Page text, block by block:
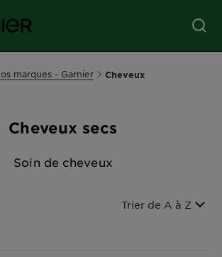
marques - Garnier Cheveux
Cheveux secs
Soin de cheveux
Filtrer par
Trier de A à Z